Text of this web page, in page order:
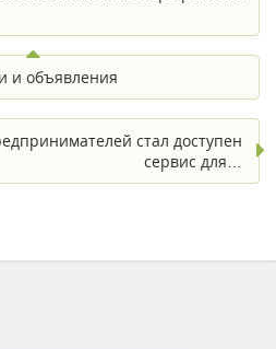
и объявления
стал доступен
сервис для…